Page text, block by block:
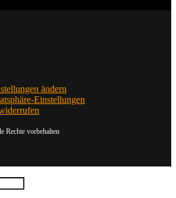
ändern
Einstellungen
Rechte vorbehalten